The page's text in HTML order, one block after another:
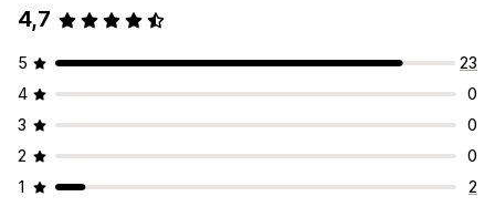
4,7
5
23
4
0
3
0
2
0
1
2